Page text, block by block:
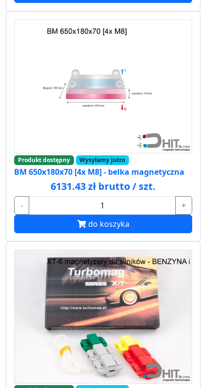
Produkt dostępny Wysyłamy jutro
BM 650x180x70 [4x M8] - belka magnetyczna
6131.43 zł brutto / szt.
-
+
do koszyka